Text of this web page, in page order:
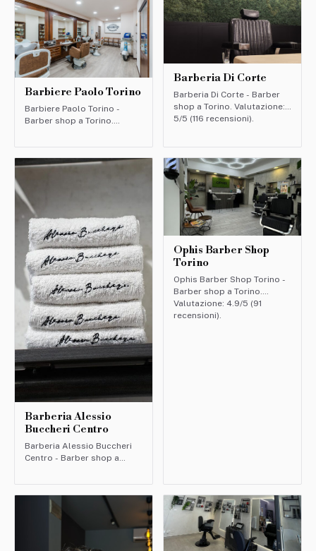
Barbiere Paolo Torino
Barbiere Paolo Torino -
Barber shop a Torino.
Barberia Di Corte
Barberia Di Corte - Barber
shop a Torino. Valutazione:
5/5 (116 recensioni).
Barberia Alessio
Buccheri Centro
Barberia Alessio Buccheri
Centro - Barber shop a
Ophis Barber Shop
Torino
Ophis Barber Shop Torino -
Barber shop a Torino.
Valutazione: 4.9/5 (91
recensioni).